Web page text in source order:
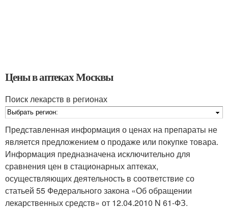
Цены в аптеках Москвы
Поиск лекарств в регионах
Представленная информация о ценах на препараты не
является предложением о продаже или покупке товара.
Информация предназначена исключительно для
сравнения цен в стационарных аптеках,
осуществляющих деятельность в соответствие со
статьей 55 Федерального закона «Об обращении
лекарственных средств» от 12.04.2010 N 61-ФЗ.